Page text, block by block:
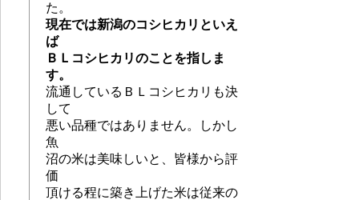
た。
現在では新潟のコシヒカリといえ
ば
ＢＬコシヒカリのことを指しま
す。
流通しているＢＬコシヒカリも決
して
悪い品種ではありません。しかし
魚
沼の米は美味しいと、皆様から評
価
頂ける程に築き上げた米は従来の